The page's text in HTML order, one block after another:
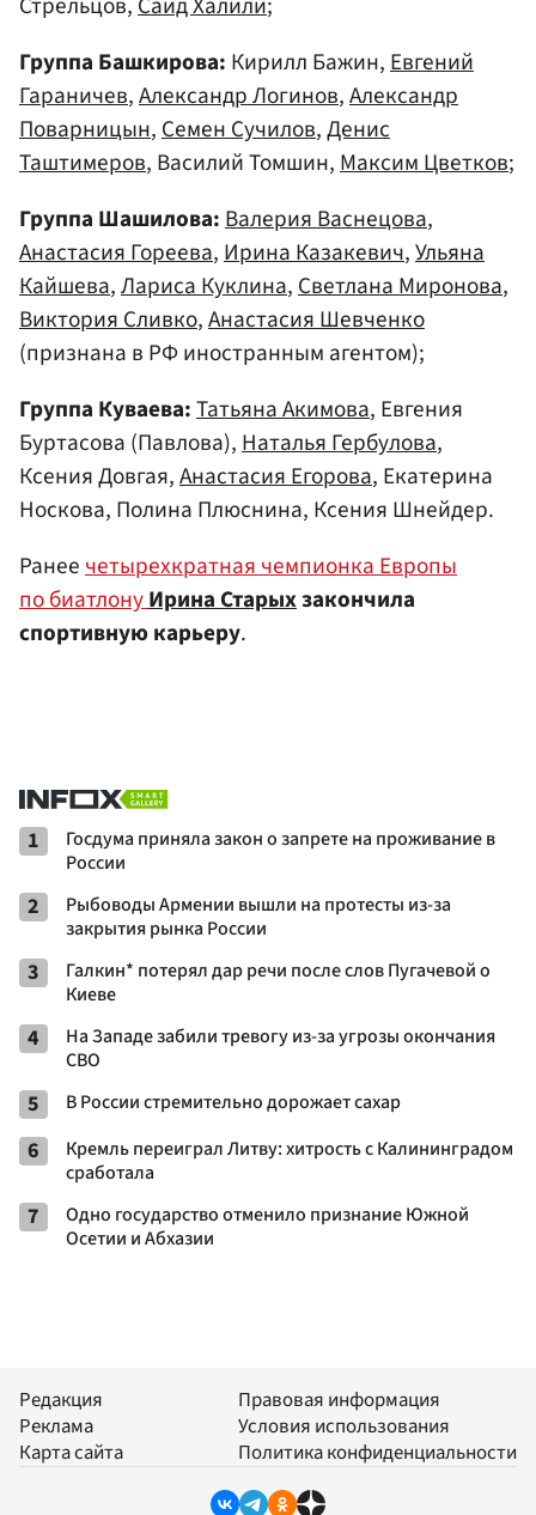
Группа Башкирова: Кирилл Бажин,Евгений
Гараничев,Александр Логинов,Александр
Поварницын,Семен Сучилов,Денис
Таштимеров, Василий Томшин,Максим Цветков;
Группа Шашилова:Валерия Васнецова,
Анастасия Гореева,Ирина Казакевич,Ульяна
Кайшева,Лариса Куклина,Светлана Миронова,
Виктория Сливко,Анастасия Шевченко
(признана в РФ иностранным агентом);
Группа Куваева:Татьяна Акимова, Евгения
Буртасова (Павлова),Наталья Гербулова,
Ксения Довгая,Анастасия Егорова, Екатерина
Носкова, Полина Плюснина, Ксения Шнейдер.
Ранеечетырехкратная чемпионка Европы
по биатлонуИрина Старыхзакончила
спортивную карьеру.
1
Госдума приняла закон о запрете на проживание в
России
2
Рыбоводы Армении вышли на протесты из-за
закрытия рынка России
3
Галкин* потерял дар речи после слов Пугачевой о
Киеве
4
На Западе забили тревогу из-за угрозы окончания
СВО
5 В России стремительно дорожает сахар
6
Кремль переиграл Литву: хитрость с Калининградом
сработала
7
Одно государство отменило признание Южной
Осетии и Абхазии
Редакция
Реклама
Карта сайта
Правовая информация
Условия использования
Политика конфиденциальности